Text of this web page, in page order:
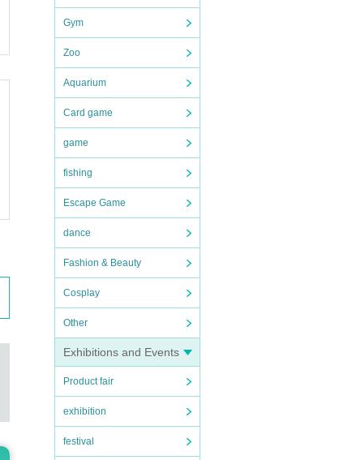
Gym
Zoo
Aquarium
Card game
game
fishing
Escape Game
dance
Fashion & Beauty
Cosplay
Other
Exhibitions and Events
Product fair
exhibition
festival